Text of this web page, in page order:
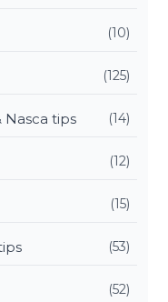
(10)
(125)
Nasca tips (14)
(12)
(15)
(53)
(52)